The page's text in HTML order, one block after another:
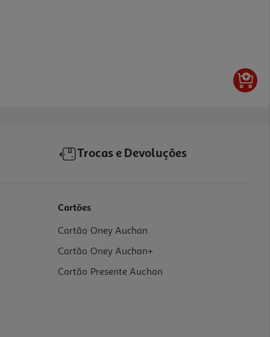
Trocas e Devoluções
Cartões
Cartão Oney Auchan
Cartão Oney Auchan+
Cartão Presente Auchan